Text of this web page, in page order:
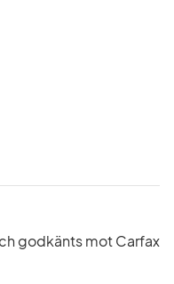
godkänts mot Carfax